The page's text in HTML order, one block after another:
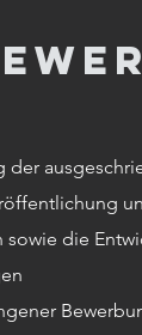
der
sowie die